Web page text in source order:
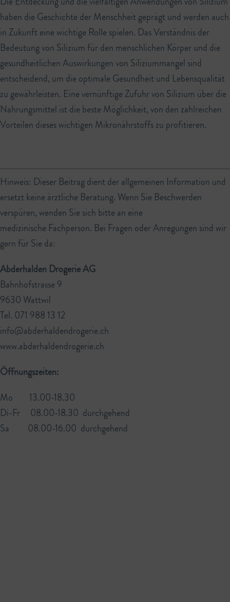
haben die Geschichte der Menschheit geprägt und werden auch
in Zukunft eine wichtige Rolle spielen. Das Verständnis der
Bedeutung von Silizium für den menschlichen Körper und die
gesundheitlichen Auswirkungen von Siliziummangel sind
entscheidend, um die optimale Gesundheit und Lebensqualität
zu gewährleisten. Eine vernünftige Zufuhr von Silizium über die
Nahrungsmittel ist die beste Möglichkeit, von den zahlreichen
Vorteilen dieses wichtigen Mikronährstoffs zu profitieren.
Hinweis: Dieser Beitrag dient der allgemeinen Information und
ersetzt keine ärztliche Beratung. Wenn Sie Beschwerden
verspüren, wenden Sie sich bitte an eine
medizinische Fachperson. Bei Fragen oder Anregungen sind wir
gern für Sie da:
Abderhalden Drogerie AG
Bahnhofstrasse 9
9630 Wattwil
Tel. 071 988 13 12
info@abderhaldendrogerie.ch
www.abderhaldendrogerie.ch
Öffnungszeiten:
Mo 13.00-18.30
Di-Fr 08.00-18.30 durchgehend
Sa 08.00-16.00 durchgehend